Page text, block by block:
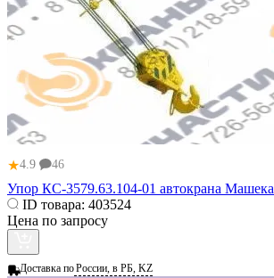
★4.9 46
Упор КС-3579.63.104-01 автокрана Машека
ID товара: 403524
Цена по запросу
Доставка поРоссии, в РБ, KZ